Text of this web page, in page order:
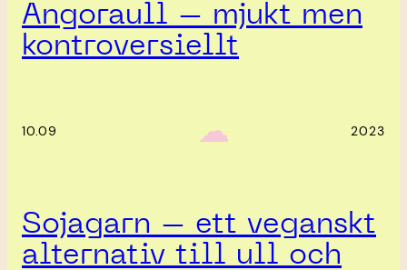
Angoraull – mjukt men
kontroversiellt
10.09 ‎ ‎‎ ☁︎‎‎ 2023
Sojagarn – ett veganskt
alternativ till ull och